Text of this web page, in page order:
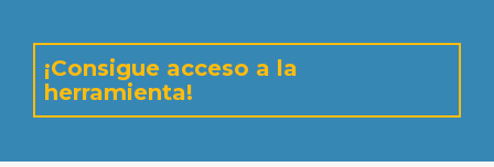
¡Consigue acceso a la
herramienta!